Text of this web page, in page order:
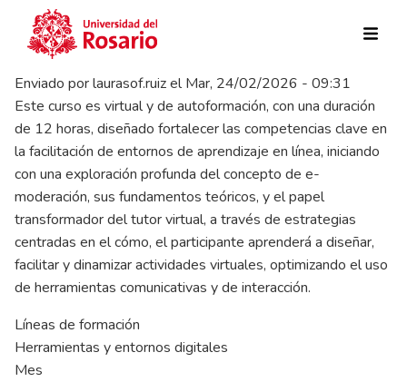
Pasar al contenido principal
Enviado porlaurasof.ruizelMar, 24/02/2026 - 09:31
Este curso es virtual y de autoformación, con una duración
de 12 horas, diseñado fortalecer las competencias clave en
la facilitación de entornos de aprendizaje en línea, iniciando
con una exploración profunda del concepto de e-
moderación, sus fundamentos teóricos, y el papel
transformador del tutor virtual, a través de estrategias
centradas en el cómo, el participante aprenderá a diseñar,
facilitar y dinamizar actividades virtuales, optimizando el uso
de herramientas comunicativas y de interacción.
Líneas de formación
Herramientas y entornos digitales
Mes